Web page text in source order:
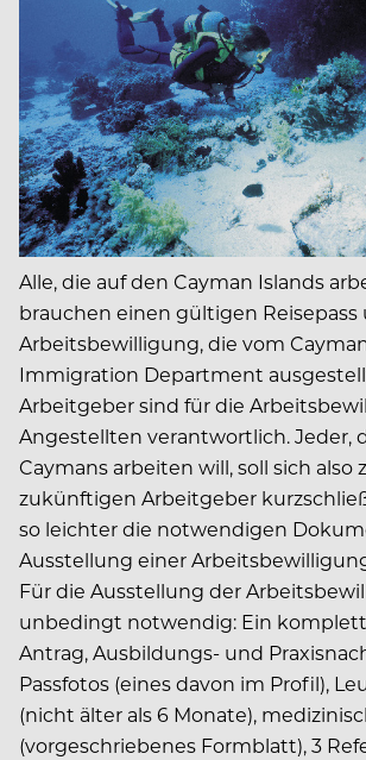
Alle, die auf den Cayman Islands
brauchen einen gültigen Reisepass
Arbeitsbewilligung, die vom
Immigration Department
Arbeitgeber sind für die
Angestellten verantwortlich. Jeder,
Caymans arbeiten will, soll sich
zukünftigen Arbeitgeber
so leichter die notwendigen
Ausstellung einer
Für die Ausstellung der
unbedingt notwendig: Ein
Antrag, Ausbildungs- und
Passfotos (eines davon im Profil),
(nicht älter als 6 Monate),
(vorgeschriebenes Formblatt), 3